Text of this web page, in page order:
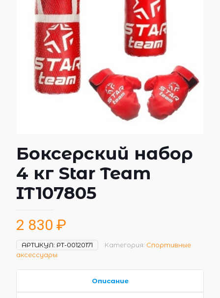
Боксерский набор
4 кг Star Team
IT107805
2 830 ₽
АРТИКУЛ: РТ-00120171 Категория: Спортивные
аксессуары
Описание